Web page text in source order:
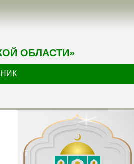
ОБЛАСТИ»